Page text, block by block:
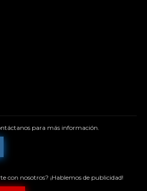
para más información.
con nosotros? ¡Hablemos de publicidad!